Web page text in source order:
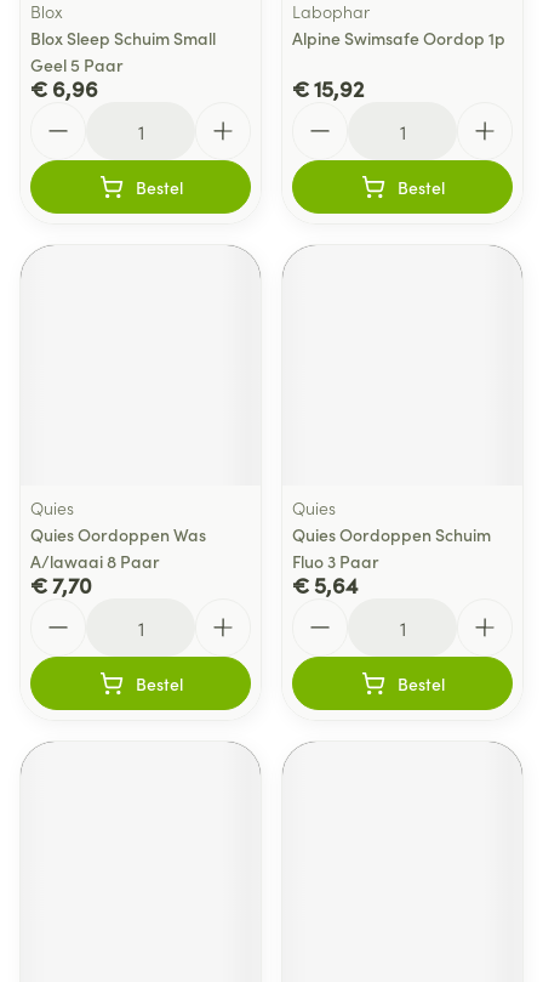
Blox
Blox Sleep Schuim Small
Geel 5 Paar
€ 6,96
Bestel
Labophar
Alpine Swimsafe Oordop 1p
€ 15,92
Bestel
Quies
Quies Oordoppen Was
A/lawaai 8 Paar
€ 7,70
Bestel
Quies
Quies Oordoppen Schuim
Fluo 3 Paar
€ 5,64
Bestel